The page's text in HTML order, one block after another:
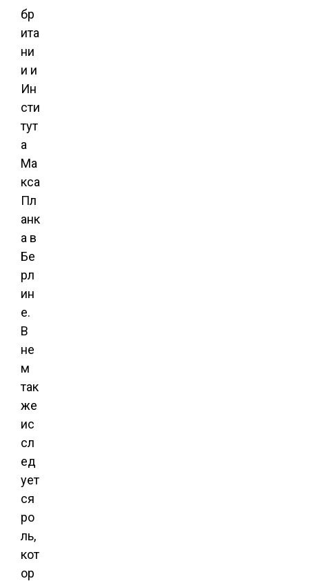
бр
ита
ни
и и
Ин
сти
тут
а
Ма
кса
Пл
анк
а в
Бе
рл
ин
е.
В
не
м
так
же
ис
сл
ед
ует
ся
ро
ль,
кот
ор